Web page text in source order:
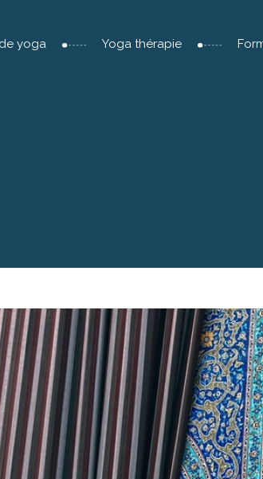
yoga Yoga thérapie